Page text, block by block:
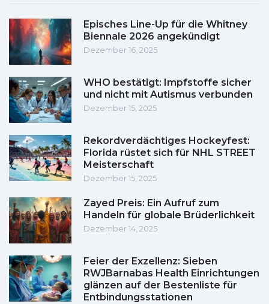
Episches Line-Up für die Whitney
Biennale 2026 angekündigt
Dezember 16, 2025
WHO bestätigt: Impfstoffe sicher
und nicht mit Autismus verbunden
Dezember 15, 2025
Rekordverdächtiges Hockeyfest:
Florida rüstet sich für NHL STREET
Meisterschaft
Dezember 15, 2025
Zayed Preis: Ein Aufruf zum
Handeln für globale Brüderlichkeit
Dezember 14, 2025
Feier der Exzellenz: Sieben
RWJBarnabas Health Einrichtungen
glänzen auf der Bestenliste für
Entbindungsstationen